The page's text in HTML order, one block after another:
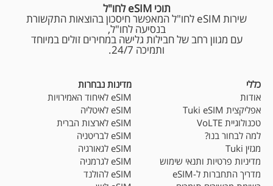
תוכי eSIM לחו"ל
שירות eSIM לחו"ל המאפשר חיסכון בהוצאות התקשורת
בנסיעה לחו"ל,
עם מגוון רחב של חבילות גלישה במחירים זולים במיוחד
ותמיכה 24/7.
כללי
אודות
אפליקצית Tuki eSIM
טכנולוגיית VoLTE
למה לבחור בנו?
מגזין Tuki
מדיניות פרטיות ותנאי שימוש
מדריך התחברות ל-eSIM
מדינות נבחרות
eSIM לאיחוד האמירויות
eSIM לאיטליה
eSIM לארצות הברית
eSIM לבריטניה
eSIM לגאורגיה
eSIM לגרמניה
eSIM להולנד